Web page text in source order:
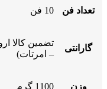
تعداد فن 10 فن
گارانتی
تضمین کالا
– امرتات)
وزن 1100 گرم